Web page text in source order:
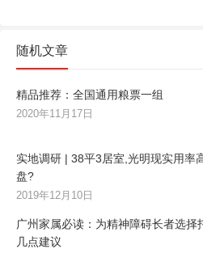
随机文章
精品推荐：全国通用粮票一组
2020年11月17日
实地调研 | 38平3居室,光明现实用率
盘?
2019年12月10日
广州家属必读：为精神障碍长者选择
几点建议